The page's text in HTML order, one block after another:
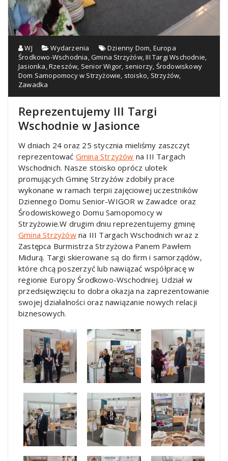
WJ Wydarzenia Dzienny Dom, Europa
Środkowo-Wschodnia,Gmina Strzyżów,III Targi Wschodnie,
Jasionka,Rzeszów, Senior Wigor, seniorzy, Środowiskowy
Dom Samopomocy w Strzyżowie, stoisko, Strzyżów,
Zawadka
Reprezentujemy III Targi
Wschodnie w Jasionce
W dniach 24 oraz 25 stycznia mieliśmy zaszczyt
reprezentować Gmina Strzyżów na III Targach
Wschodnich. Nasze stoisko oprócz ulotek
promujących Gminę Strzyżów zdobiły prace
wykonane w ramach terpii zajęciowej uczestników
Dziennego Domu Senior-WIGOR w Zawadce oraz
Środowiskowego Domu Samopomocy w
Strzyżowie.W drugim dniu reprezentujemy gminę
Gmina Strzyżówna III Targach Wschodnich wraz z
Zastępca Burmistrza Strzyżowa Panem Pawłem
Midurą. Targi skierowane są do firm i samorządów,
które chcą poszerzyć lub nawiązać współpracę w
regionie Europy Środkowo-Wschodniej. Udział w
przedsięwzięciu to dobra okazja na zaprezentowanie
swojej działalności oraz nawiązanie nowych relacji
biznesowych.